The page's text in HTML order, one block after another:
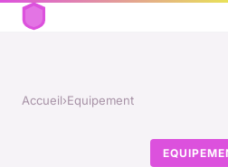
Accueil›Equipement